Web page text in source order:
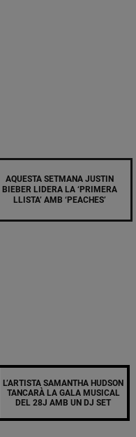
AQUESTA SETMANA JUSTIN
BIEBER LIDERA LA ‘PRIMERA
LLISTA’ AMB ‘PEACHES’
L’ARTISTA SAMANTHA HUDSON
TANCARÀ LA GALA MUSICAL
DEL 28J AMB UN DJ SET